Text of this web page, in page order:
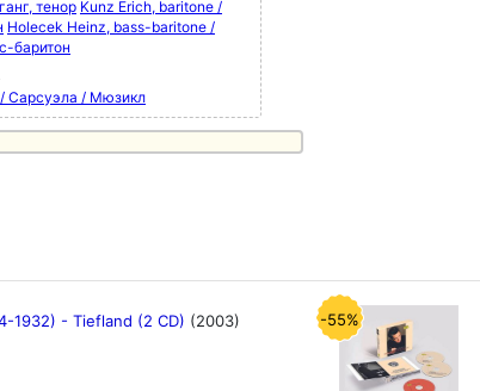
тенор Kunz Erich, baritone /
Holecek Heinz, bass-baritone /
баритон
Сарсуэла / Мюзикл
1932) - Tiefland (2 CD) (2003) -55%